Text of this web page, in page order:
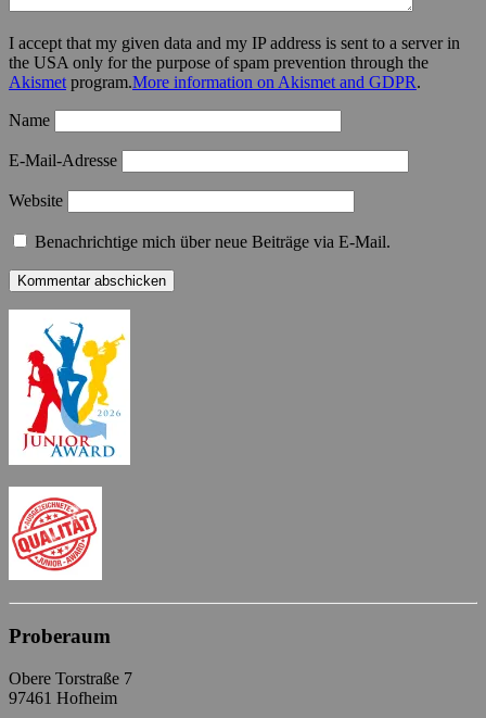
I accept that my given data and my IP address is sent to a server in
the USA only for the purpose of spam prevention through the
Akismet program.More information on Akismet and GDPR.
Name
E-Mail-Adresse
Website
Benachrichtige mich über neue Beiträge via E-Mail.
Proberaum
Obere Torstraße 7
97461 Hofheim